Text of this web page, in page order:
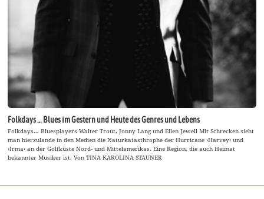
Folkdays … Blues im Gestern und Heute des Genres und Lebens
Folkdays… Bluesplayers Walter Trout, Jonny Lang und Eilen Jewell Mit Schrecken sieht
man hierzulande in den Medien die Naturkatasthrophe der Hurricane ›Harvey‹ und
›Irma‹ an der Golfküste Nord- und Mittelamerikas. Eine Region, die auch Heimat
bekannter Musiker ist. Von TINA KAROLINA STAUNER